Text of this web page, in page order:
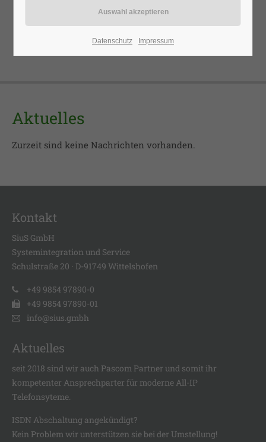
Mon - Fri 8:00am - 5:00pm(GMT +1)
Get in touch
+44 1234 567 890
info@yourdomain.com
About us
Lorem ipsum dolor sit amet, consectetuer adipiscing
elit.
Aenean commodo ligula eget dolor. Aenean massa.
Cum sociis natoque penatibus et magnis dis
parturient montes, nascetur ridiculus mus. Donec
Aktuelles
Zurzeit sind keine Nachrichten vorhanden.
Kontakt
SiuS GmbH
Systemintegration und Service
Schulstraße 20 · D-91749 Wittelshofen
+49 9854 97890-0
+49 9854 97890-01
info@sius.gmbh
Aktuelles
seit 2018 sind wir auch Pascom Partner und somit ihr
kompetenter Ansprechparter für moderne All-IP
Telefonsyteme.
ISDN Abschaltung angekündigt?
Kein Problem wir unterstützen sie bei der Umstellung!
Datenschutz Impressum